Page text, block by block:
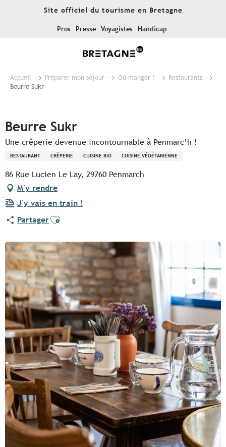
Site officiel du tourisme en Bretagne
Pros Presse Voyagistes Handicap
Accueil Préparer mon séjour Où manger ?
Restaurants
Beurre Sukr
Beurre Sukr
Une crêperie devenue incontournable à Penmarc’h !
RESTAURANT CRÊPERIE CUISINE BIO CUISINE VÉGÉTARIENNE
86 Rue Lucien Le Lay, 29760 Penmarch
M'y rendre
J'y vais en train !
PartagerAjouter aux favoris